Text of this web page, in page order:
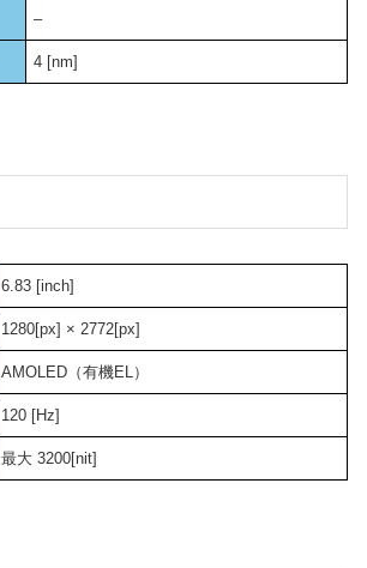
–
4 [nm]
6.83 [inch]
1280[px] × 2772[px]
AMOLED（有機EL）
120 [Hz]
最大 3200[nit]